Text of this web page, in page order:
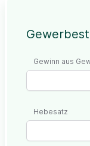
Gewinn aus
Hebesatz